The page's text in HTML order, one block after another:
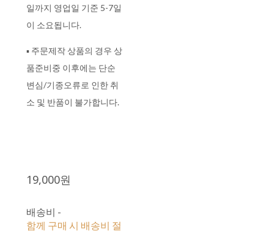
일까지 영업일 기준 5-7일
이 소요됩니다.
▪ 주문제작 상품의 경우 상
품준비중 이후에는 단순
변심/기종오류로 인한 취
소 및 반품이 불가합니다.
19,000원
배송비 -
함께 구매 시 배송비 절